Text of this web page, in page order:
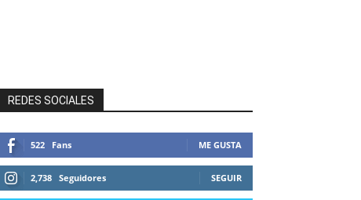
REDES SOCIALES
522 Fans ME GUSTA
2,738 Seguidores SEGUIR